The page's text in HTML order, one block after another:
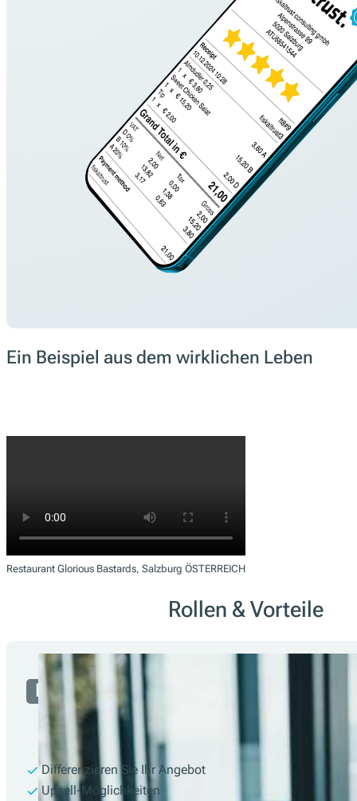
Ein Beispiel aus dem wirklichen Leben
Restaurant Glorious Bastards, Salzburg ÖSTERREICH
Rollen & Vorteile
Partner
Differenzieren Sie Ihr Angebot
Upsell-Möglichkeiten